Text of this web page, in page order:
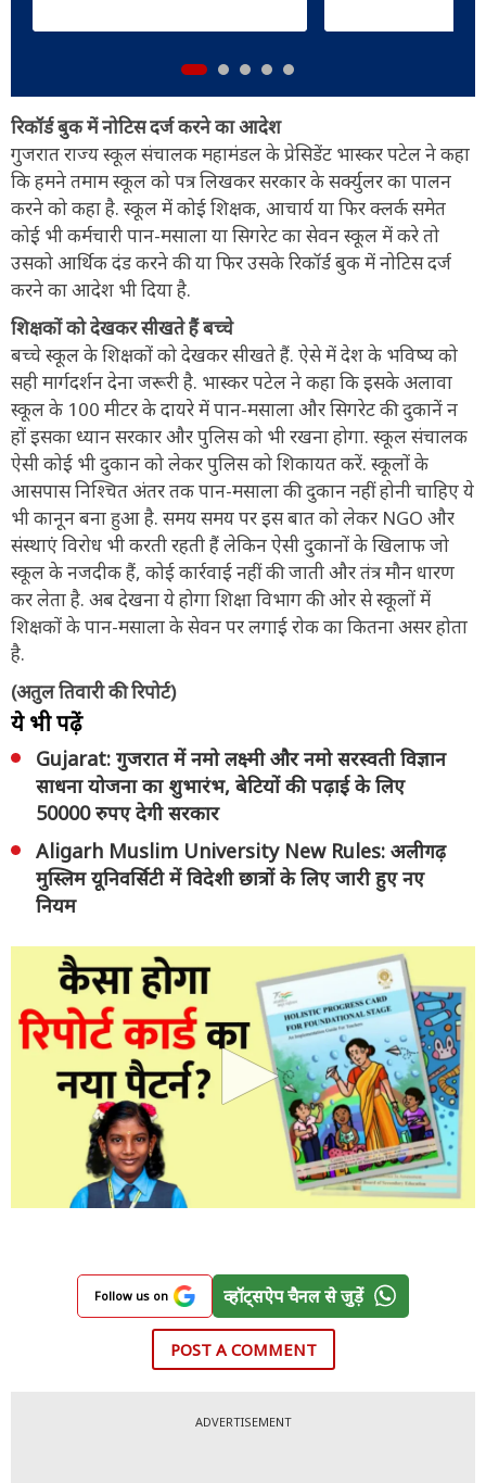
रिकॉर्ड बुक में नोटिस दर्ज करने का आदेश
गुजरात राज्य स्कूल संचालक महामंडल के प्रेसिडेंट भास्कर पटेल ने कहा
कि हमने तमाम स्कूल को पत्र लिखकर सरकार के सर्क्युलर का पालन
करने को कहा है. स्कूल में कोई शिक्षक, आचार्य या फिर क्लर्क समेत
कोई भी कर्मचारी पान-मसाला या सिगरेट का सेवन स्कूल में करे तो
उसको आर्थिक दंड करने की या फिर उसके रिकॉर्ड बुक में नोटिस दर्ज
करने का आदेश भी दिया है.
शिक्षकों को देखकर सीखते हैं बच्चे
बच्चे स्कूल के शिक्षकों को देखकर सीखते हैं. ऐसे में देश के भविष्य को
सही मार्गदर्शन देना जरूरी है. भास्कर पटेल ने कहा कि इसके अलावा
स्कूल के 100 मीटर के दायरे में पान-मसाला और सिगरेट की दुकानें न
हों इसका ध्यान सरकार और पुलिस को भी रखना होगा. स्कूल संचालक
ऐसी कोई भी दुकान को लेकर पुलिस को शिकायत करें. स्कूलों के
आसपास निश्चित अंतर तक पान-मसाला की दुकान नहीं होनी चाहिए ये
भी कानून बना हुआ है. समय समय पर इस बात को लेकर NGO और
संस्थाएं विरोध भी करती रहती हैं लेकिन ऐसी दुकानों के खिलाफ जो
स्कूल के नजदीक हैं, कोई कार्रवाई नहीं की जाती और तंत्र मौन धारण
कर लेता है. अब देखना ये होगा शिक्षा विभाग की ओर से स्कूलों में
शिक्षकों के पान-मसाला के सेवन पर लगाई रोक का कितना असर होता
है.
(अतुल तिवारी की रिपोर्ट)
ये भी पढ़ें
Gujarat: गुजरात में नमो लक्ष्मी और नमो सरस्वती विज्ञान
साधना योजना का शुभारंभ, बेटियों की पढ़ाई के लिए
50000 रुपए देगी सरकार
Aligarh Muslim University New Rules: अलीगढ़
मुस्लिम यूनिवर्सिटी में विदेशी छात्रों के लिए जारी हुए नए
नियम
Follow us on व्हॉट्सऐप चैनल से जुड़ें
POST A COMMENT
ADVERTISEMENT